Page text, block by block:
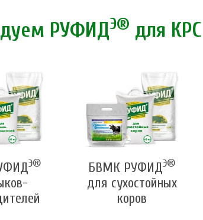
РУФИДЭ® для КРС
Э® БВМК РУФИДЭ®
для сухостойных
коров